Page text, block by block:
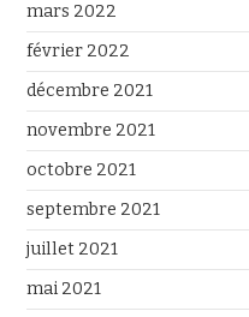
mars 2022
février 2022
décembre 2021
novembre 2021
octobre 2021
septembre 2021
juillet 2021
mai 2021